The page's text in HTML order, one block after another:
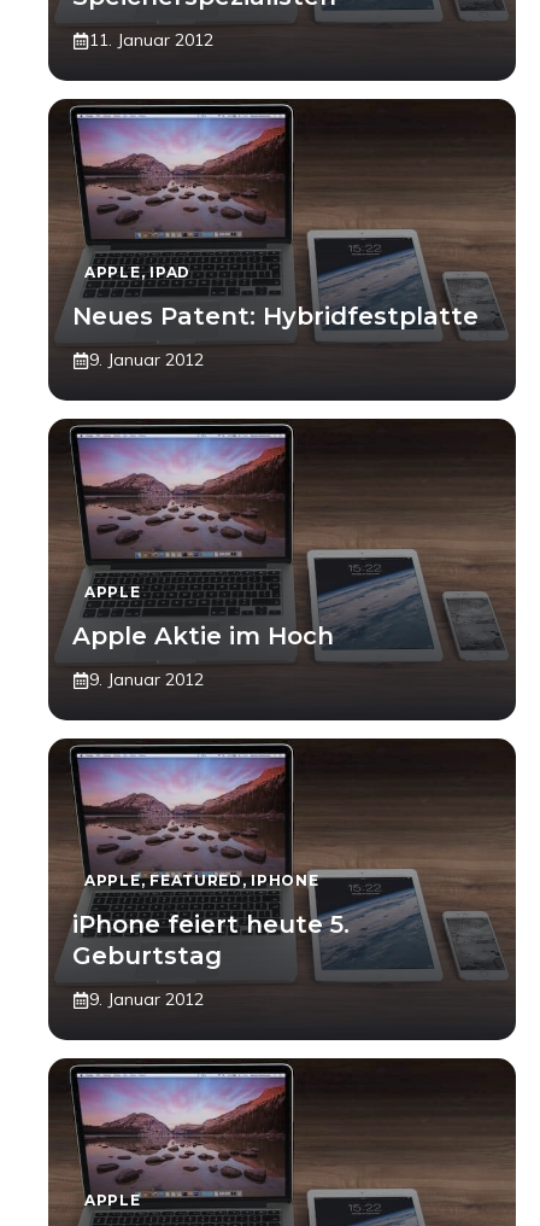
11. Januar 2012
APPLE,IPAD
Neues Patent: Hybridfestplatte
9. Januar 2012
APPLE
Apple Aktie im Hoch
9. Januar 2012
APPLE,FEATURED,IPHONE
iPhone feiert heute 5.
Geburtstag
9. Januar 2012
APPLE